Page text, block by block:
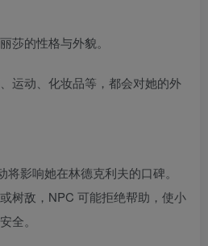
莎的性格与外貌。
运动、化妆品等，都会对她的外
影响她在林德克利夫的口碑。
树敌，NPC 可能拒绝帮助，使小
全。